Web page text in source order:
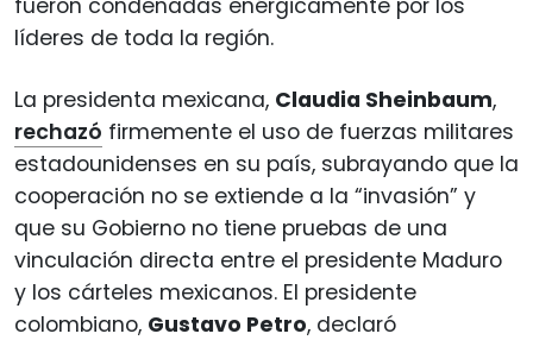
líderes de toda la región.
La presidenta mexicana, Claudia Sheinbaum,
rechazó firmemente el uso de fuerzas militares
estadounidenses en su país, subrayando que la
cooperación no se extiende a la “invasión” y
que su Gobierno no tiene pruebas de una
vinculación directa entre el presidente Maduro
y los cárteles mexicanos. El presidente
colombiano, Gustavo Petro, declaró